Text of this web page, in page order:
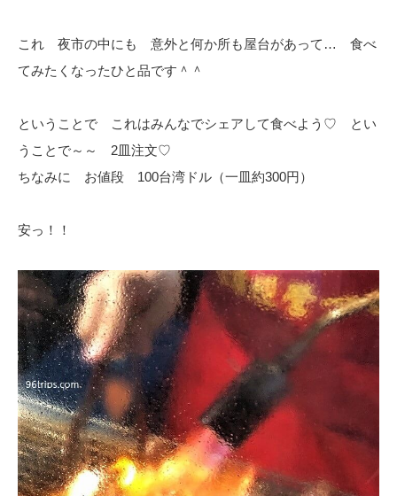
これ 夜市の中にも 意外と何か所も屋台があって… 食べ
てみたくなったひと品です＾＾
ということで これはみんなでシェアして食べよう♡ とい
うことで～～ 2皿注文♡
ちなみに お値段 100台湾ドル（一皿約300円）
安っ！！